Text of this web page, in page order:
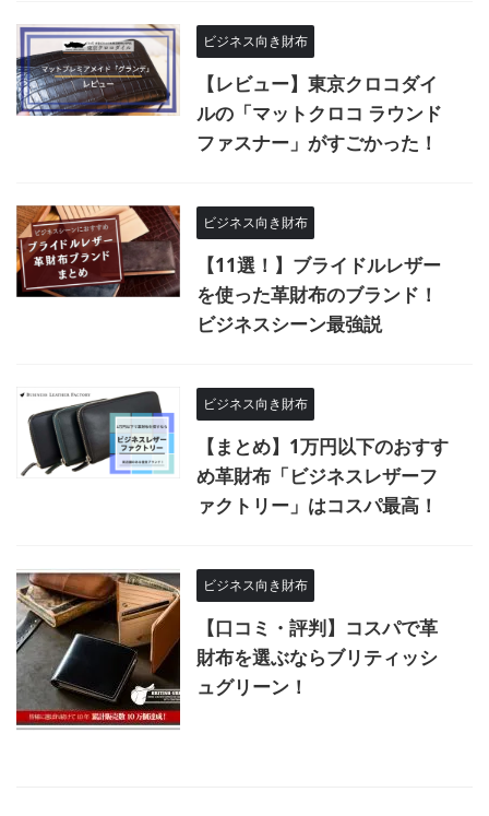
ビジネス向き財布
【レビュー】東京クロコダイ
ルの「マットクロコ ラウンド
ファスナー」がすごかった！
ビジネス向き財布
【11選！】ブライドルレザー
を使った革財布のブランド！
ビジネスシーン最強説
ビジネス向き財布
【まとめ】1万円以下のおすす
め革財布「ビジネスレザーフ
ァクトリー」はコスパ最高！
ビジネス向き財布
【口コミ・評判】コスパで革
財布を選ぶならブリティッシ
ュグリーン！